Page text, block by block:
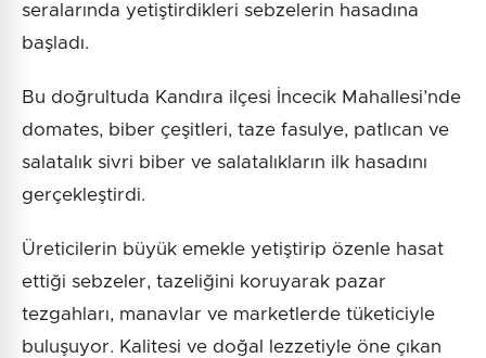
seralarında yetiştirdikleri sebzelerin hasadına
başladı.
Bu doğrultuda Kandıra ilçesi İncecik Mahallesi’nde
domates, biber çeşitleri, taze fasulye, patlıcan ve
salatalık sivri biber ve salatalıkların ilk hasadını
gerçekleştirdi.
Üreticilerin büyük emekle yetiştirip özenle hasat
ettiği sebzeler, tazeliğini koruyarak pazar
tezgahları, manavlar ve marketlerde tüketiciyle
buluşuyor. Kalitesi ve doğal lezzetiyle öne çıkan